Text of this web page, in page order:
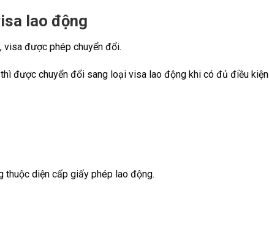
lao động
visa được phép chuyển đổi.
được chuyển đổi sang loại visa lao động khi có đủ điều kiện
thuộc diện cấp giấy phép lao động.